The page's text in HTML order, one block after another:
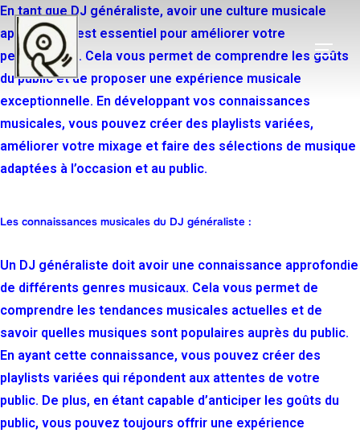
En tant que DJ généraliste, avoir une culture musicale
approfondie est essentiel pour améliorer votre
performance. Cela vous permet de comprendre les goûts
du public et de proposer une expérience musicale
exceptionnelle. En développant vos connaissances
musicales, vous pouvez créer des playlists variées,
améliorer votre mixage et faire des sélections de musique
adaptées à l’occasion et au public.
Les connaissances musicales du DJ généraliste :
Un DJ généraliste doit avoir une connaissance approfondie
de différents genres musicaux. Cela vous permet de
comprendre les tendances musicales actuelles et de
savoir quelles musiques sont populaires auprès du public.
En ayant cette connaissance, vous pouvez créer des
playlists variées qui répondent aux attentes de votre
public. De plus, en étant capable d’anticiper les goûts du
public, vous pouvez toujours offrir une expérience